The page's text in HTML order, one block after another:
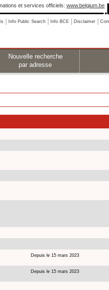
et services officiels: www.belgium.be
Info Public Search Info BCE Disclaimer
Nouvelle recherche
par adresse
Depuis le 15 mars 2023
Depuis le 15 mars 2023